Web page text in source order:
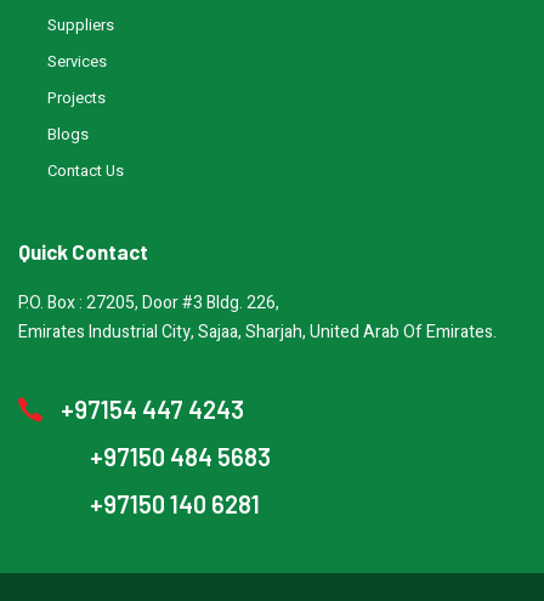
Suppliers
Services
Projects
Blogs
Contact Us
Quick Contact
P.O. Box : 27205, Door #3 Bldg. 226,
Emirates Industrial City, Sajaa, Sharjah, United Arab Of Emirates.
+97154 447 4243
+97150 484 5683
+97150 140 6281